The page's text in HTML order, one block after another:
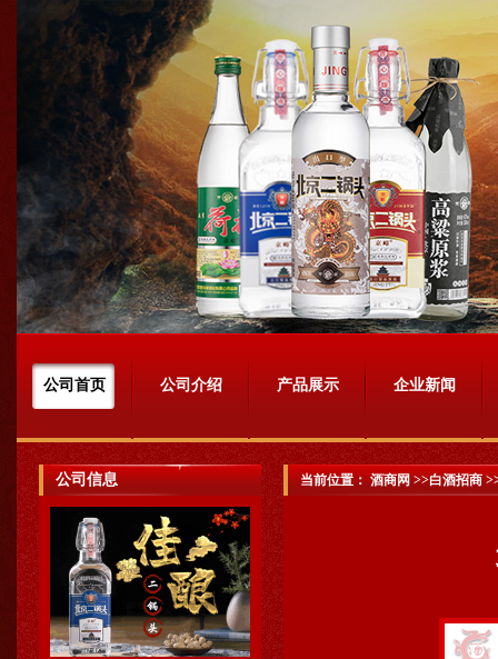
公司首页 公司介绍 产品展示 企业新闻
公司信息 当前位置： 酒商网 >>白酒招商